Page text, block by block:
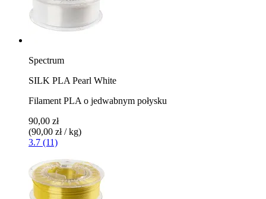
Spectrum
SILK PLA Pearl White
Filament PLA o jedwabnym połysku
90,00 zł
(90,00 zł / kg)
3.7 (11)